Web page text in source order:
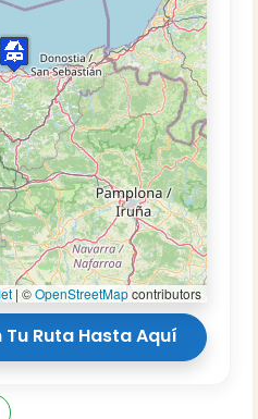
| ©OpenStreetMapcontributors
Tu Ruta Hasta Aquí